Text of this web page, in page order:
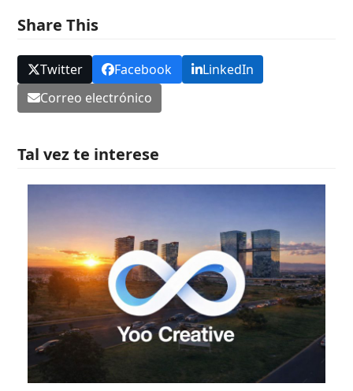
Share This
Twitter Facebook
LinkedIn
Correo electrónico
Tal vez te interese